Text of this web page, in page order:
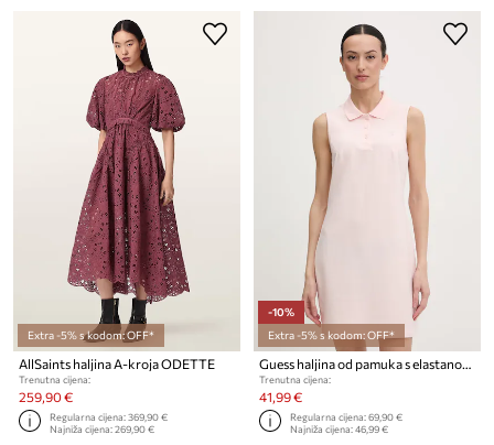
Extra -5% s kodom: OFF*
AllSaints haljina A-kroja ODETTE
Trenutna cijena:
259,90 €
Regularna cijena:369,90 €
Najniža cijena:269,90 €
-10%
Extra -5% s kodom: OFF*
Guess haljina od pamuka s elastanom SILVY
Trenutna cijena:
41,99 €
Regularna cijena:69,90 €
Najniža cijena:46,99 €